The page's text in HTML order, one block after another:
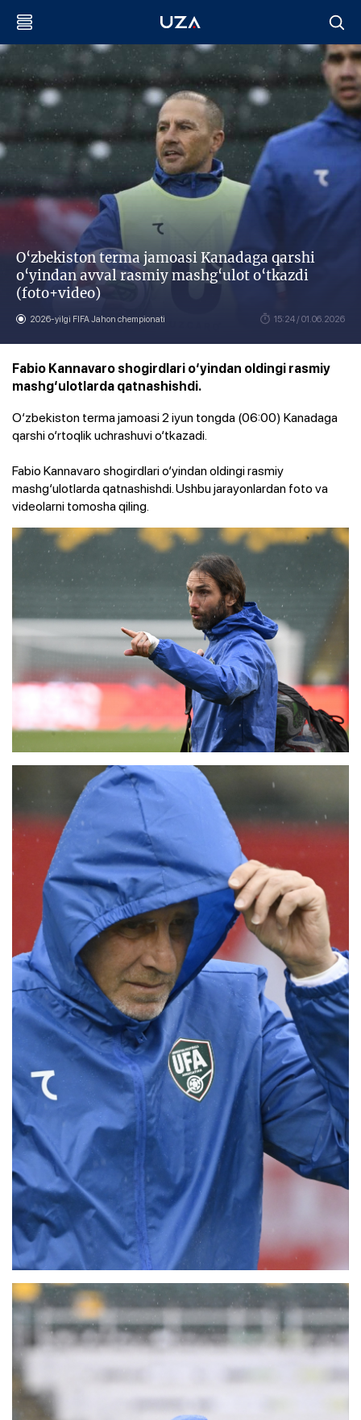
O‘zbekiston terma jamoasi Kanadaga qarshi
o‘yindan avval rasmiy mashg‘ulot o‘tkazdi
(foto+video)
2026-yilgi FIFA Jahon chempionati 15:24 / 01.06.2026
Fabio Kannavaro shogirdlari o‘yindan oldingi rasmiy
mashg‘ulotlarda qatnashishdi.
O‘zbekiston terma jamoasi 2 iyun tongda (06:00) Kanadaga
qarshi o‘rtoqlik uchrashuvi o‘tkazadi.
Fabio Kannavaro shogirdlari o‘yindan oldingi rasmiy
mashg‘ulotlarda qatnashishdi. Ushbu jarayonlardan foto va
videolarni tomosha qiling.